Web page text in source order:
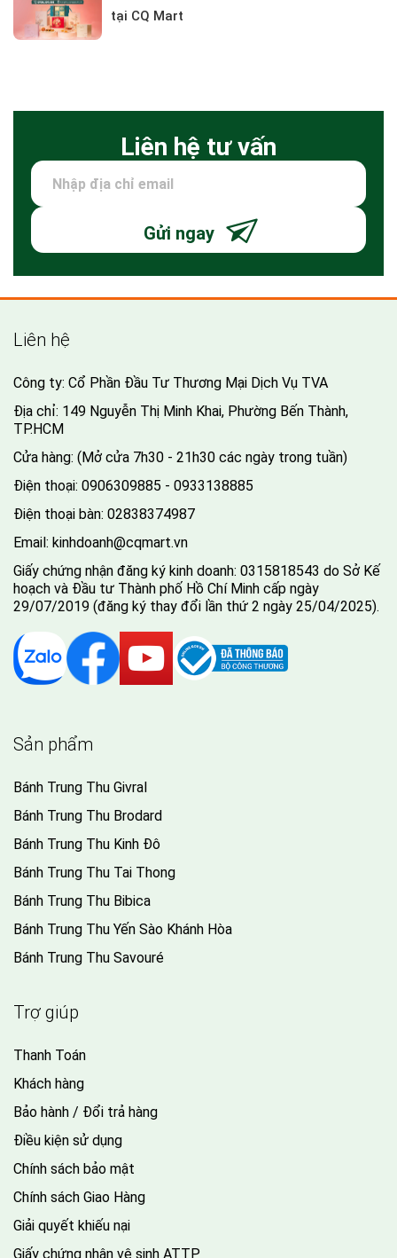
tại CQ Mart
Liên hệ tư vấn
Gửi ngay
Liên hệ
Công ty: Cổ Phần Đầu Tư Thương Mại Dịch Vụ TVA
Địa chỉ: 149 Nguyễn Thị Minh Khai, Phường Bến Thành,
TP.HCM
Cửa hàng: (Mở cửa 7h30 - 21h30 các ngày trong tuần)
Điện thoại: 0906309885 - 0933138885
Điện thoại bàn: 02838374987
Email: kinhdoanh@cqmart.vn
Giấy chứng nhận đăng ký kinh doanh: 0315818543 do Sở Kế
hoạch và Đầu tư Thành phố Hồ Chí Minh cấp ngày
29/07/2019 (đăng ký thay đổi lần thứ 2 ngày 25/04/2025).
Sản phẩm
Bánh Trung Thu Givral
Bánh Trung Thu Brodard
Bánh Trung Thu Kinh Đô
Bánh Trung Thu Tai Thong
Bánh Trung Thu Bibica
Bánh Trung Thu Yến Sào Khánh Hòa
Bánh Trung Thu Savouré
Trợ giúp
Thanh Toán
Khách hàng
Bảo hành / Đổi trả hàng
Điều kiện sử dụng
Chính sách bảo mật
Chính sách Giao Hàng
Giải quyết khiếu nại
Giấy chứng nhận vệ sinh ATTP